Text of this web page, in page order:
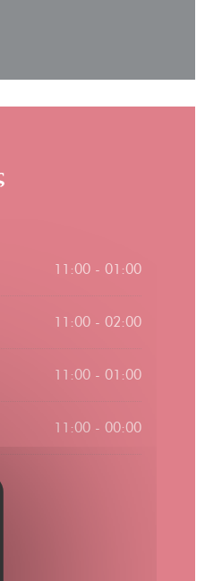
11:00 - 01:00
11:00 - 02:00
11:00 - 01:00
11:00 - 00:00